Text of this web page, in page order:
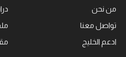
من نحن
تواصل معنا
ادعم الخليج